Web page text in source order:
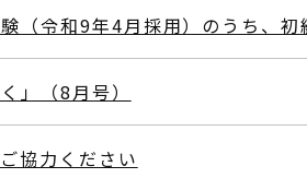
（令和9年4月採用）のうち、
」（8月号）
協力ください